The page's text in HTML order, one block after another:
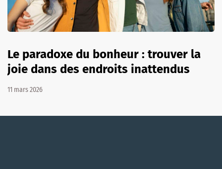
Le paradoxe du bonheur : trouver la
joie dans des endroits inattendus
11 mars 2026